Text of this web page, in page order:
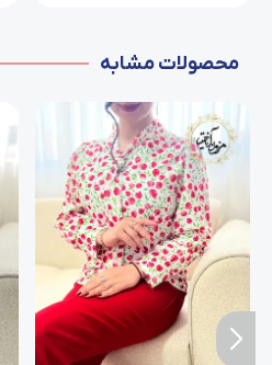
محصولات مشابه